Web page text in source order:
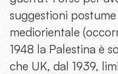
suggestioni
mediorientale
1948 la Palestina è
che UK, dal 1939,